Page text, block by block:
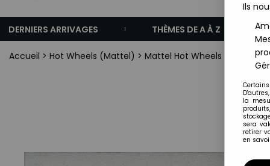
DERNIERS ARRIVAGES THÈMES DE A À Z
Accueil > Hot Wheels (Mattel) > Mattel Hot Wheels Flippers
Ils
la
sera
retirer
en